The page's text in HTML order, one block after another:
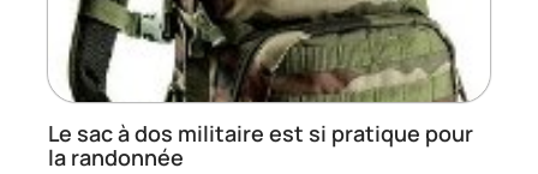
Le sac à dos militaire est si pratique pour
la randonnée